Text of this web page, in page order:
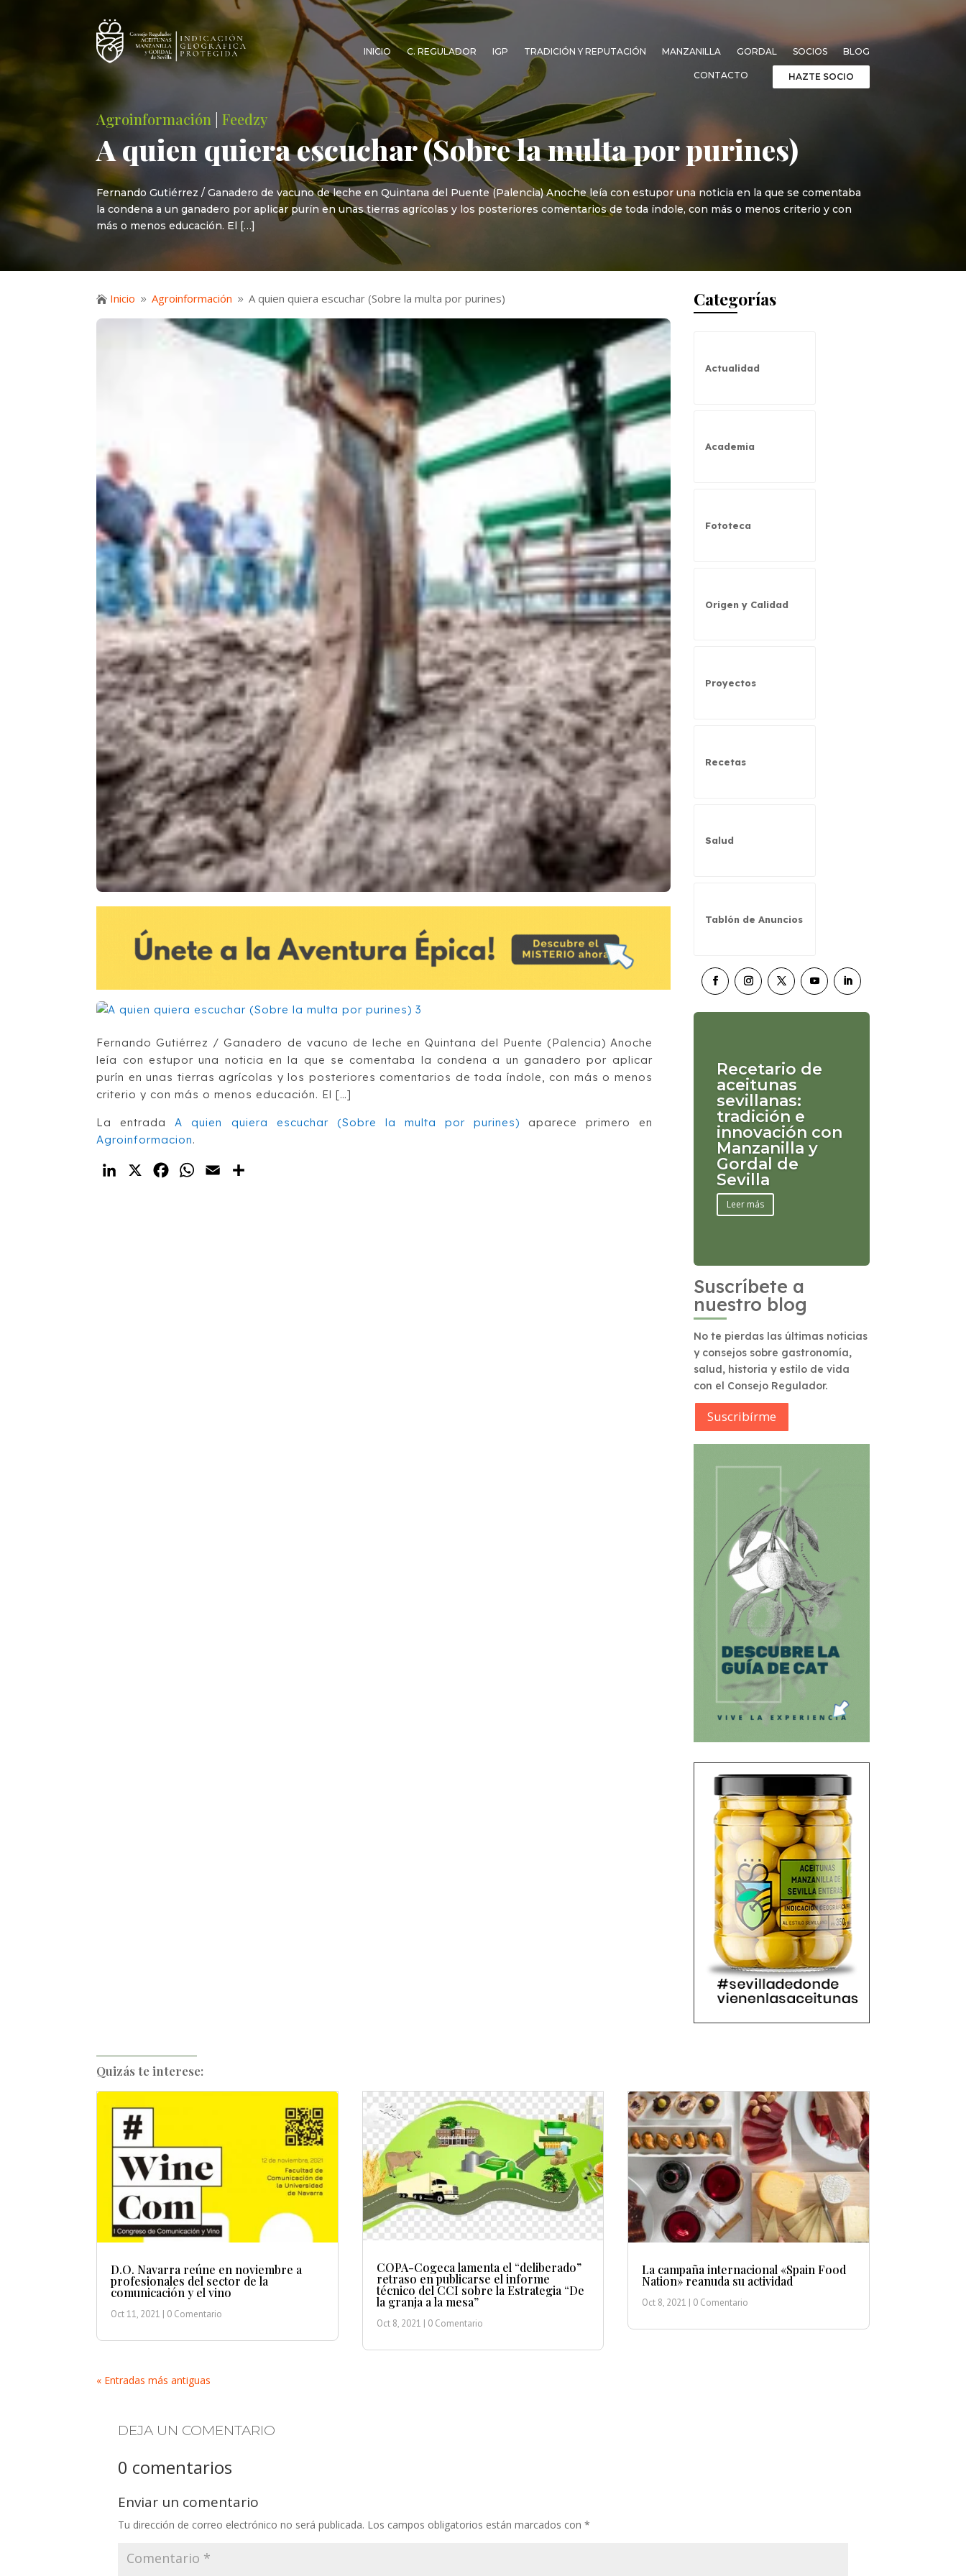
INICIO C. REGULADOR IGP TRADICIÓN Y REPUTACIÓN MANZANILLA GORDAL SOCIOS BLOG
CONTACTO HAZTE SOCIO
Agroinformación |Feedzy
A quien quiera escuchar (Sobre la multa por purines)
Fernando Gutiérrez / Ganadero de vacuno de leche en Quintana del Puente (Palencia) Anoche leía con estupor una noticia en la que se comentaba
la condena a un ganadero por aplicar purín en unas tierras agrícolas y los posteriores comentarios de toda índole, con más o menos criterio y con
más o menos educación. El […]
 Inicio 9 Agroinformación 9 A quien quiera escuchar (Sobre la multa por purines)
Fernando Gutiérrez / Ganadero de vacuno de leche en Quintana del Puente (Palencia) Anoche
leía con estupor una noticia en la que se comentaba la condena a un ganadero por aplicar
purín en unas tierras agrícolas y los posteriores comentarios de toda índole, con más o menos
criterio y con más o menos educación. El […]
La entrada A quien quiera escuchar (Sobre la multa por purines) aparece primero en
Agroinformacion.
LinkedIn
X FacebookWhatsApp
Email
Categorías
Actualidad
Academia
Fototeca
Origen y Calidad
Proyectos
Recetas
Salud
Tablón de Anuncios
Recetario de
aceitunas
sevillanas:
tradición e
innovación con
Manzanilla y
Gordal de
Sevilla
Leer más
Suscríbete a
nuestro blog
No te pierdas las últimas noticias
y consejos sobre gastronomía,
salud, historia y estilo de vida
con el Consejo Regulador.
Suscribírme
Quizás te interese:
D.O. Navarra reúne en noviembre a
profesionales del sector de la
comunicación y el vino
Oct 11, 2021 | 0 Comentario
COPA-Cogeca lamenta el “deliberado”
retraso en publicarse el informe
técnico del CCI sobre la Estrategia “De
la granja a la mesa”
Oct 8, 2021 | 0 Comentario
La campaña internacional «Spain Food
Nation» reanuda su actividad
Oct 8, 2021 | 0 Comentario
« Entradas más antiguas
DEJA UN COMENTARIO
0 comentarios
Enviar un comentario
Tu dirección de correo electrónico no será publicada. Los campos obligatorios están marcados con*